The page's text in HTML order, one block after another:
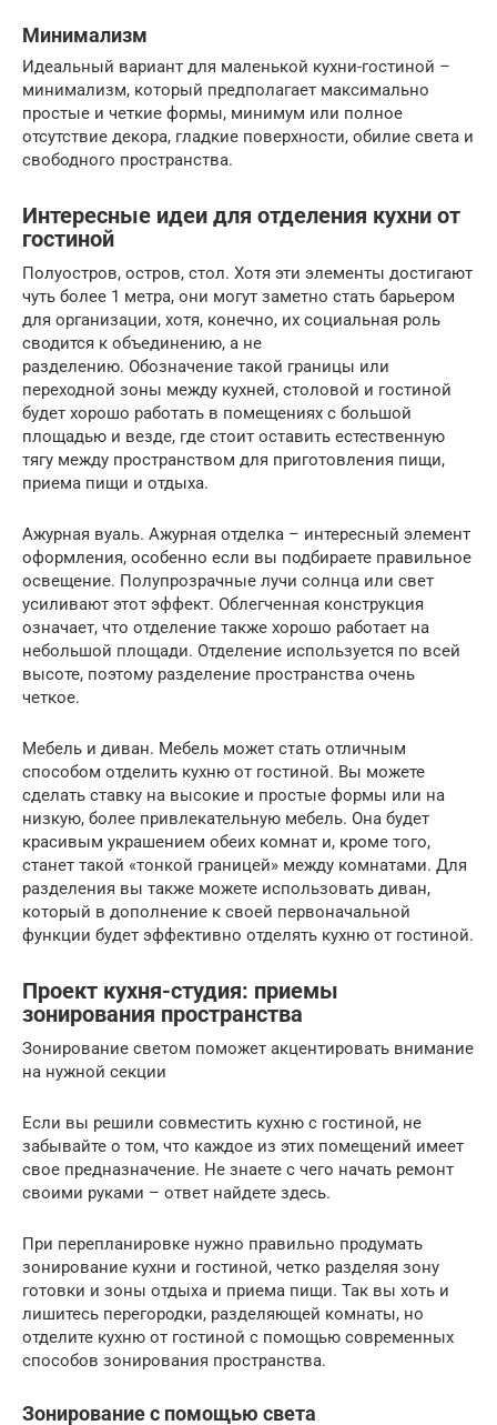
Минимализм
Идеальный вариант для маленькой кухни-гостиной –
минимализм, который предполагает максимально
простые и четкие формы, минимум или полное
отсутствие декора, гладкие поверхности, обилие света и
свободного пространства.
Интересные идеи для отделения кухни от
гостиной
Полуостров, остров, стол. Хотя эти элементы достигают
чуть более 1 метра, они могут заметно стать барьером
для организации, хотя, конечно, их социальная роль
сводится к объединению, а не
разделению. Обозначение такой границы или
переходной зоны между кухней, столовой и гостиной
будет хорошо работать в помещениях с большой
площадью и везде, где стоит оставить естественную
тягу между пространством для приготовления пищи,
приема пищи и отдыха.
Ажурная вуаль. Ажурная отделка – интересный элемент
оформления, особенно если вы подбираете правильное
освещение. Полупрозрачные лучи солнца или свет
усиливают этот эффект. Облегченная конструкция
означает, что отделение также хорошо работает на
небольшой площади. Отделение используется по всей
высоте, поэтому разделение пространства очень
четкое.
Мебель и диван. Мебель может стать отличным
способом отделить кухню от гостиной. Вы можете
сделать ставку на высокие и простые формы или на
низкую, более привлекательную мебель. Она будет
красивым украшением обеих комнат и, кроме того,
станет такой «тонкой границей» между комнатами. Для
разделения вы также можете использовать диван,
который в дополнение к своей первоначальной
функции будет эффективно отделять кухню от гостиной.
Проект кухня-студия: приемы
зонирования пространства
Зонирование светом поможет акцентировать внимание
на нужной секции
Если вы решили совместить кухню с гостиной, не
забывайте о том, что каждое из этих помещений имеет
свое предназначение. Не знаете с чего начать ремонт
своими руками – ответ найдете здесь.
При перепланировке нужно правильно продумать
зонирование кухни и гостиной, четко разделяя зону
готовки и зоны отдыха и приема пищи. Так вы хоть и
лишитесь перегородки, разделяющей комнаты, но
отделите кухню от гостиной с помощью современных
способов зонирования пространства.
Зонирование с помощью света